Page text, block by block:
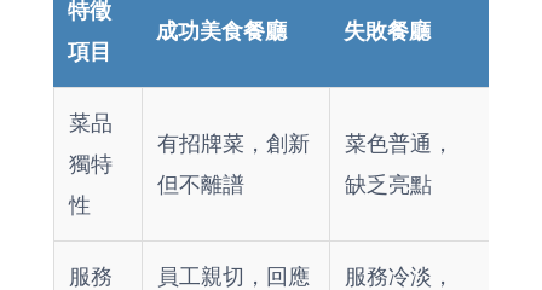
特徵
項目
成功美食餐廳 失敗餐廳
菜品
獨特
性
有招牌菜，創新
但不離譜
菜色普通，
缺乏亮點
服務
員工親切，回應
服務冷淡，